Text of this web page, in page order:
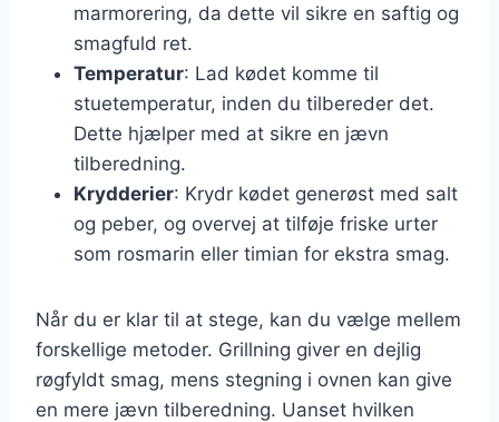
marmorering, da dette vil sikre en saftig og
smagfuld ret.
Temperatur: Lad kødet komme til
stuetemperatur, inden du tilbereder det.
Dette hjælper med at sikre en jævn
tilberedning.
Krydderier: Krydr kødet generøst med salt
og peber, og overvej at tilføje friske urter
som rosmarin eller timian for ekstra smag.
Når du er klar til at stege, kan du vælge mellem
forskellige metoder. Grillning giver en dejlig
røgfyldt smag, mens stegning i ovnen kan give
en mere jævn tilberedning. Uanset hvilken